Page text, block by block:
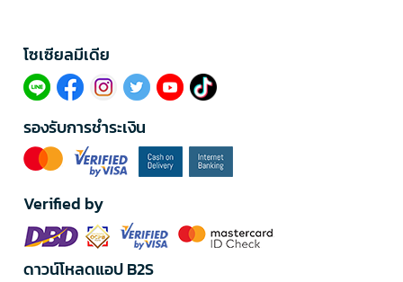
โซเซียลมีเดีย​
รองรับการชำระเงิน
Verified by
ดาวน์โหลดแอป B2S